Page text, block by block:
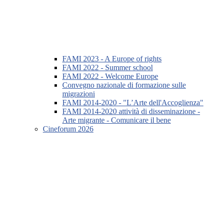
FAMI 2023 - A Europe of rights
FAMI 2022 - Summer school
FAMI 2022 - Welcome Europe
Convegno nazionale di formazione sulle
migrazioni
FAMI 2014-2020 - "L’Arte dell'Accoglienza"
FAMI 2014-2020 attività di disseminazione -
Arte migrante - Comunicare il bene
Cineforum 2026